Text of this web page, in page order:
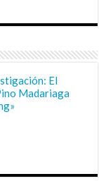
El
Madariaga